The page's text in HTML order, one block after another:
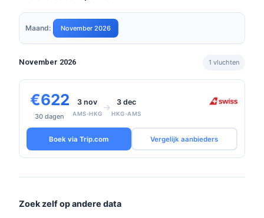
Maand: November 2026
November 2026 1 vluchten
€622
30 dagen
3 nov
AMS-HKG
→ 3 dec
HKG-AMS
Boek via Trip.com Vergelijk aanbieders
Zoek zelf op andere data